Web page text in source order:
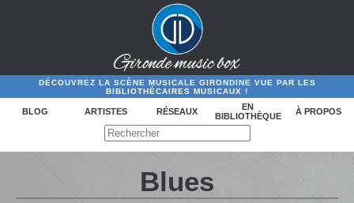
DÉCOUVREZ LA SCÈNE MUSICALE GIRONDINE VUE PAR LES
BIBLIOTHÉCAIRES MUSICAUX !
BLOG ARTISTES RÉSEAUX
EN
BIBLIOTHÈQUE
À PROPOS
Blues